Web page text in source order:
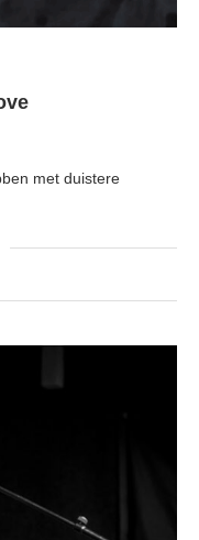
met duistere